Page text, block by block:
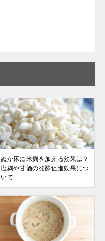
ぬか床に米麹を加える効果は？
塩麹や甘酒の発酵促進効果につ
いて